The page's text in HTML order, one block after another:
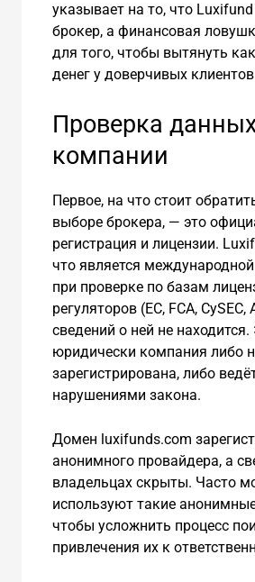
указывает на то, что
брокер, а финансовая
для того, чтобы вытянуть
денег у доверчивых
Проверка
компании
Первое, на что стоит
выборе брокера, — это
регистрация и лицензии.
что является
при проверке по базам
регуляторов (ЕС, FCA, CySEC,
сведений о ней не
юридически компания либо
зарегистрирована, либо
нарушениями закона.
Домен luxifunds.com
анонимного провайдера, а
владельцах скрыты. Часто
используют такие
чтобы усложнить процесс
привлечения их к